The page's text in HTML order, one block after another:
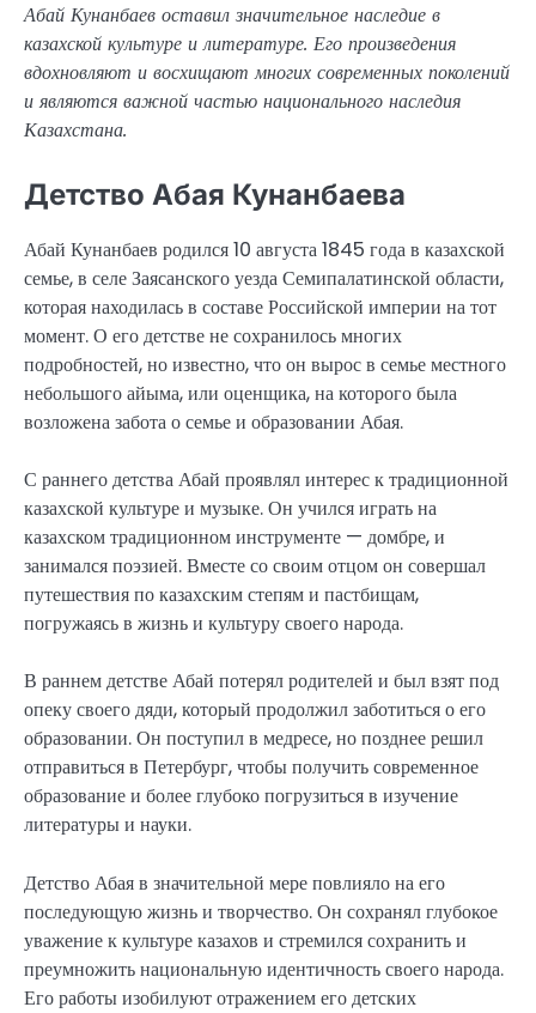
Абай Кунанбаев оставил значительное наследие в
казахской культуре и литературе. Его произведения
вдохновляют и восхищают многих современных поколений
и являются важной частью национального наследия
Казахстана.
Детство Абая Кунанбаева
Абай Кунанбаев родился 10 августа 1845 года в казахской
семье, в селе Заясанского уезда Семипалатинской области,
которая находилась в составе Российской империи на тот
момент. О его детстве не сохранилось многих
подробностей, но известно, что он вырос в семье местного
небольшого айыма, или оценщика, на которого была
возложена забота о семье и образовании Абая.
С раннего детства Абай проявлял интерес к традиционной
казахской культуре и музыке. Он учился играть на
казахском традиционном инструменте — домбре, и
занимался поэзией. Вместе со своим отцом он совершал
путешествия по казахским степям и пастбищам,
погружаясь в жизнь и культуру своего народа.
В раннем детстве Абай потерял родителей и был взят под
опеку своего дяди, который продолжил заботиться о его
образовании. Он поступил в медресе, но позднее решил
отправиться в Петербург, чтобы получить современное
образование и более глубоко погрузиться в изучение
литературы и науки.
Детство Абая в значительной мере повлияло на его
последующую жизнь и творчество. Он сохранял глубокое
уважение к культуре казахов и стремился сохранить и
преумножить национальную идентичность своего народа.
Его работы изобилуют отражением его детских